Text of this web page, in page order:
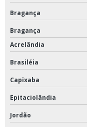
Bragança
Bragança
Acrelândia
Brasiléia
Capixaba
Epitaciolândia
Jordão